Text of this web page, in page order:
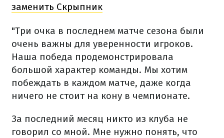
заменить Скрыпник
"Три очка в последнем матче сезона были
очень важны для уверенности игроков.
Наша победа продемонстрировала
большой характер команды. Мы хотим
побеждать в каждом матче, даже когда
ничего не стоит на кону в чемпионате.
За последний месяц никто из клуба не
говорил со мной. Мне нужно понять, что